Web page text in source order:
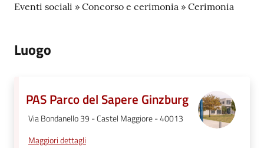
Eventi sociali » Concorso e cerimonia » Cerimonia
Luogo
PAS Parco del Sapere Ginzburg
Via Bondanello 39 - Castel Maggiore - 40013
Maggiori dettagli